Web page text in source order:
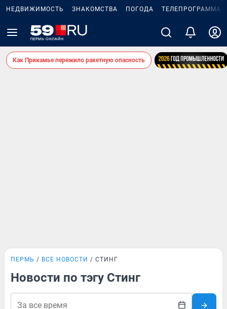
НЕДВИЖИМОСТЬ ЗНАКОМСТВА ПОГОДА ТЕЛЕПРОГРАММА
Как Прикамье пережило ракетную опасность
ПЕРМЬ ВСЕ НОВОСТИ СТИНГ
Новости по тэгу Стинг